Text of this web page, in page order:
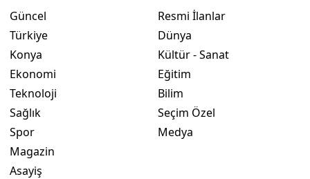
Güncel
Türkiye
Konya
Ekonomi
Teknoloji
Sağlık
Spor
Magazin
Asayiş
Resmi İlanlar
Dünya
Kültür - Sanat
Eğitim
Bilim
Seçim Özel
Medya